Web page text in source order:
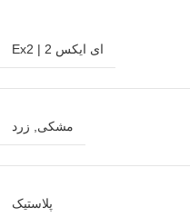
ای ایکس 2 | Ex2
مشکی زرد
پلاستیک